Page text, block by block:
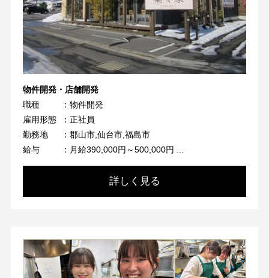
物件開発・店舗開発
職種
：物件開発
雇用形態
：正社員
勤務地
：郡山市,仙台市,福島市
給与
：月給390,000円～500,000円 ...
詳しく見る